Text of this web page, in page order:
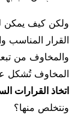
ولكن كيف يمكن
القرار
والمخاوف من
المخاوف تُشكل
اتخاذ القرارات
ونتخلص منها؟